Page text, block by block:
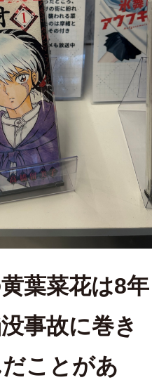
葉菜花は8年
事故に巻き
ことがあ